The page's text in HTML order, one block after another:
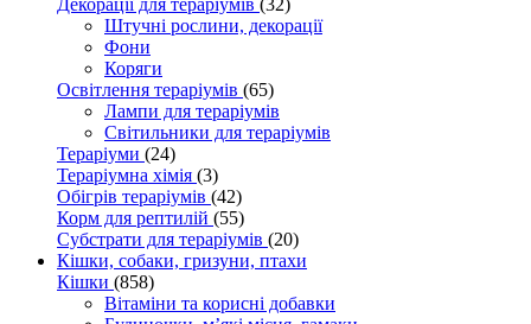
Декорації для тераріумів (32)
Штучні рослини, декорації
Фони
Коряги
Освітлення тераріумів (65)
Лампи для тераріумів
Світильники для тераріумів
Тераріуми (24)
Тераріумна хімія (3)
Обігрів тераріумів (42)
Корм для рептилій (55)
Субстрати для тераріумів (20)
Кішки, собаки, гризуни, птахи
Кішки (858)
Вітаміни та корисні добавки